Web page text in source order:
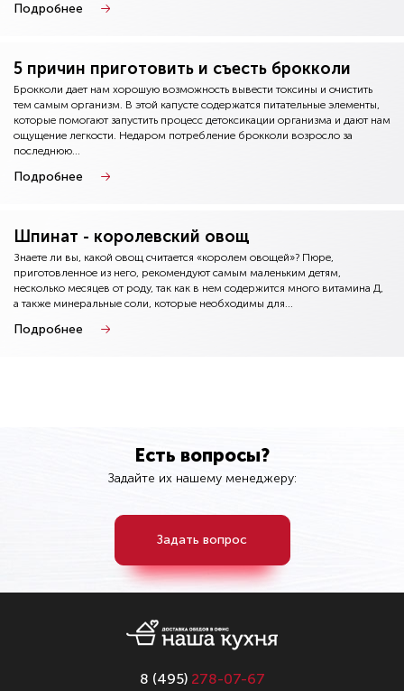
Подробнее
5 причин приготовить и съесть брокколи
Брокколи дает нам хорошую возможность вывести токсины и очистить
тем самым организм. В этой капусте содержатся питательные элементы,
которые помогают запустить процесс детоксикации организма и дают нам
ощущение легкости. Недаром потребление брокколи возросло за
последнюю...
Подробнее
Шпинат - королевский овощ
Знаете ли вы, какой овощ считается «королем овощей»? Пюре,
приготовленное из него, рекомендуют самым маленьким детям,
несколько месяцев от роду, так как в нем содержится много витамина Д,
а также минеральные соли, которые необходимы для...
Подробнее
Есть вопросы?
Задайте их нашему менеджеру:
Задать вопрос
8 (495) 278-07-67